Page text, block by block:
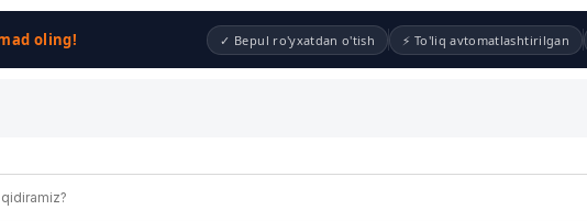
oling! ✓ Bepul ro'yxatdan o'tish ⚡ To'liq avtomatlashtirilgan